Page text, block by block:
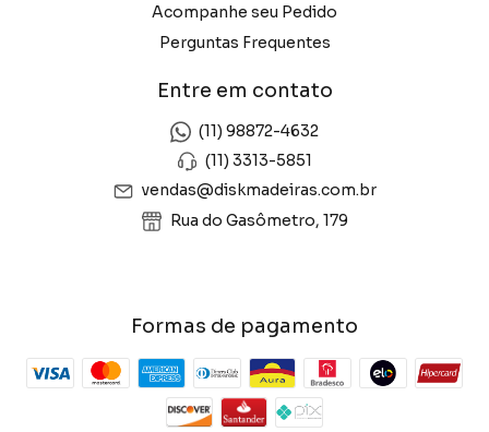
Acompanhe seu Pedido
Perguntas Frequentes
Entre em contato
(11) 98872-4632
(11) 3313-5851
vendas@diskmadeiras.com.br
Rua do Gasômetro, 179
Formas de pagamento